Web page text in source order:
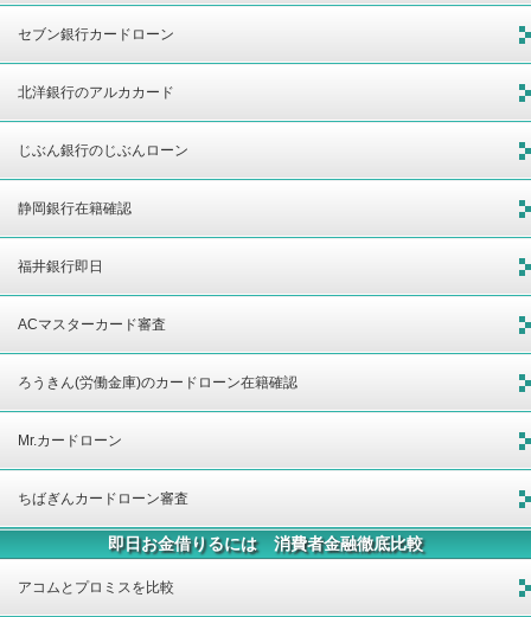
セブン銀行カードローン
北洋銀行のアルカカード
じぶん銀行のじぶんローン
静岡銀行在籍確認
福井銀行即日
ACマスターカード審査
ろうきん(労働金庫)のカードローン在籍確認
Mr.カードローン
ちばぎんカードローン審査
即日お金借りるには 消費者金融徹底比較
アコムとプロミスを比較